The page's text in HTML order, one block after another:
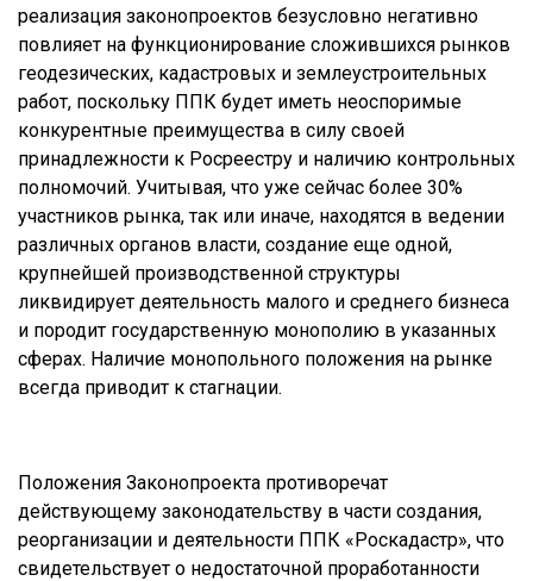
реализация законопроектов безусловно негативно
повлияет на функционирование сложившихся рынков
геодезических, кадастровых и землеустроительных
работ, поскольку ППК будет иметь неоспоримые
конкурентные преимущества в силу своей
принадлежности к Росреестру и наличию контрольных
полномочий. Учитывая, что уже сейчас более 30%
участников рынка, так или иначе, находятся в ведении
различных органов власти, создание еще одной,
крупнейшей производственной структуры
ликвидирует деятельность малого и среднего бизнеса
и породит государственную монополию в указанных
сферах. Наличие монопольного положения на рынке
всегда приводит к стагнации.
Положения Законопроекта противоречат
действующему законодательству в части создания,
реорганизации и деятельности ППК «Роскадастр», что
свидетельствует о недостаточной проработанности